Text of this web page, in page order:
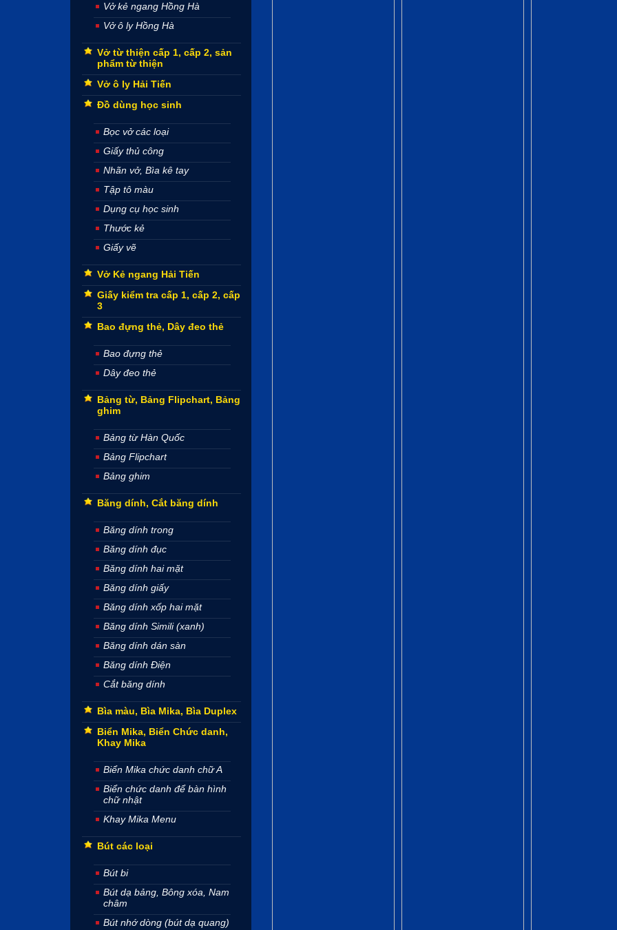
Vở kẻ ngang Hồng Hà
Vở ô ly Hồng Hà
Vở từ thiện cấp 1, cấp 2, sản
phẩm từ thiện
Vở ô ly Hải Tiến
Đồ dùng học sinh
Bọc vở các loại
Giấy thủ công
Nhãn vở, Bìa kê tay
Tập tô màu
Dụng cụ học sinh
Thước kẻ
Giấy vẽ
Vở Kẻ ngang Hải Tiến
Giấy kiểm tra cấp 1, cấp 2, cấp
3
Bao đựng thẻ, Dây đeo thẻ
Bao đựng thẻ
Dây đeo thẻ
Bảng từ, Bảng Flipchart, Bảng
ghim
Bảng từ Hàn Quốc
Bảng Flipchart
Bảng ghim
Băng dính, Cắt băng dính
Băng dính trong
Băng dính đục
Băng dính hai mặt
Băng dính giấy
Băng dính xốp hai mặt
Băng dính Simili (xanh)
Băng dính dán sàn
Băng dính Điện
Cắt băng dính
Bìa màu, Bìa Mika, Bìa Duplex
Biển Mika, Biển Chức danh,
Khay Mika
Biển Mika chức danh chữ A
Biển chức danh để bàn hình
chữ nhật
Khay Mika Menu
Bút các loại
Bút bi
Bút dạ bảng, Bông xóa, Nam
châm
Bút nhớ dòng (bút dạ quang)